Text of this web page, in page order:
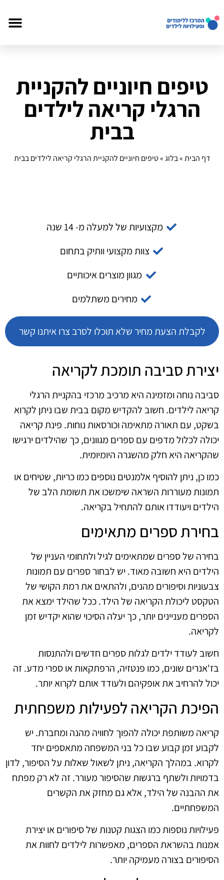
טיפים חיוניים להקניית
הרגלי קריאה לילדים
בבית
דף הבית»בלוג»טיפים חיוניים להקניית הרגלי קריאה לילדים בבית
מקצועיות של למעלה מ- 14 שנה
צוות מקצועי וותיק בתחום
מגוון מוצרים איכותיים
מחירים משתלמים
לקבלת הצעת מחיר שלא תוכלו לסרב צרו איתנו קשר
יצירת סביבה תומכת לקריאה
סביבה נוחה ומזמינה היא מרכיב מרכזי בהקניית הרגלי
קריאה לילדים. חשוב להקדיש מקום בבית שבו ניתן לקרוא
בשקט, עם תאורה מתאימה וכורסאות נוחות. פינת קריאה
יכולה לכלול מדפים עם ספרים מגוונים, כך שהילדים ירגישו
שהקריאה היא חלק מהשגרה היומיומית.
כמו כן, ניתן להוסיף אלמנטים נוספים כמו כריות, שטיחים או
תמונות מעוררות השראה שימשכו את תשומת הלב של
הילדים ויעודדו אותם להתחיל בקריאה.
בחירת ספרים מתאימים
בחירה של ספרים שמתאימים לגיל ולתחומי העניין של
הילדים היא חשובה מאוד. יש לבחור ספרים עם תמונות
צבעוניות וסיפורים מהנים, ולהתאים את רמת הקושי של
הטקסט ליכולת הקריאה של הילד. ככל שהילד ימצא את
הספרים מעניינים יותר, כך יעלה הסיכוי שהוא יקדיש זמן
לקריאה.
חשוב לעודד ילדים לגלות ספרים חדשים ולהתנסות
בז'אנרים שונים, כמו פנטזיה, הרפתקאות או ספרי מדע. זה
יכול להרחיב את אופקיהם ולעודד אותם לקרוא יותר.
הפיכת הקריאה לפעילות משפחתית
קריאה משותפת יכולה להפוך לחוויה מהנה ומחברת. יש
לקבוע זמן קבוע שבו כל בני המשפחה מתאספים יחד
לקרוא. במהלך הקריאה, ניתן לשאול שאלות על הסיפור, לדון
בדמויות ולשתף ברגשות שהסיפור מעורר. זה לא רק מפתח
את ההבנה של הילד, אלא גם מחזק את הקשרים
המשפחתיים.
פעילויות נוספות כמו הצגות קטנות של סיפורים או יצירת
אמנות בהשראת הספרים, מאפשרות לילדים לחוות את
הסיפורים בצורה מעמיקה יותר.